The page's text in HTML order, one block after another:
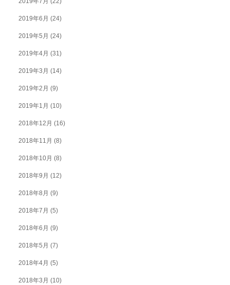
2019年6月 (24)
2019年5月 (24)
2019年4月 (31)
2019年3月 (14)
2019年2月 (9)
2019年1月 (10)
2018年12月 (16)
2018年11月 (8)
2018年10月 (8)
2018年9月 (12)
2018年8月 (9)
2018年7月 (5)
2018年6月 (9)
2018年5月 (7)
2018年4月 (5)
2018年3月 (10)